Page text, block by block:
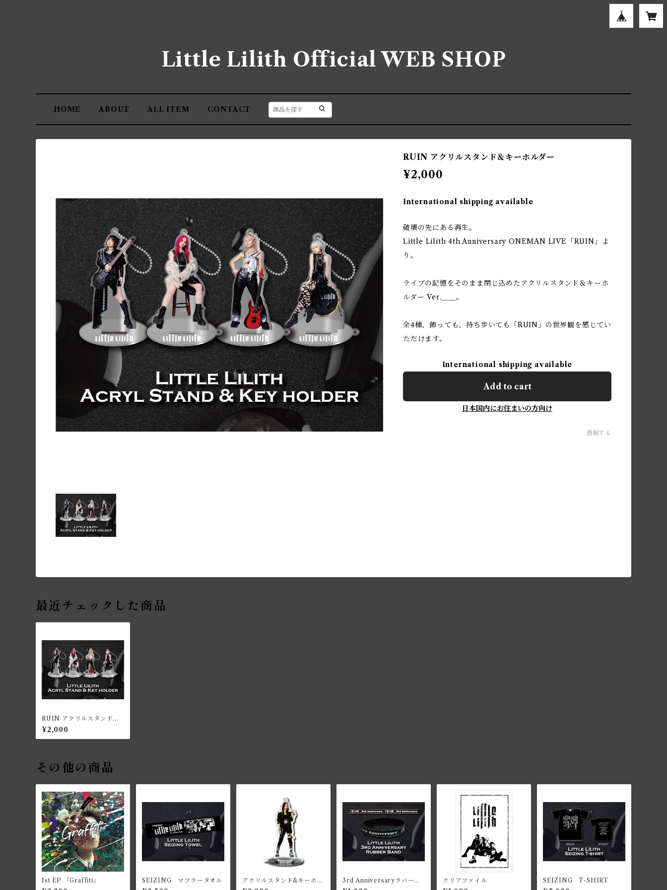
Little Lilith Official WEB SHOP
HOME ABOUT ALL ITEM CONTACT
RUIN アクリルスタンド＆キーホルダー
¥2,000
International shipping available
破壊の先にある再生。
Little Lilith 4th Anniversary ONEMAN LIVE「RUIN」よ
り。
ライブの記憶をそのまま閉じ込めたアクリルスタンド＆キーホ
ルダー Ver.＿＿。
全4種、飾っても、持ち歩いても「RUIN」の世界観を感じてい
ただけます。
International shipping available
Add to cart
日本国内にお住まいの方向け
通報する
最近チェックした商品
RUIN アクリルスタンド＆
キーホルダー
¥2,000
その他の商品
1st EP 「Graffiti」 SEIZING マフラータオル
アクリルスタンド&キーホル
ダー〈LILLY〉
3rd Anniversaryラバーバ
ンド
クリアファイル SEIZING T-SHIRT